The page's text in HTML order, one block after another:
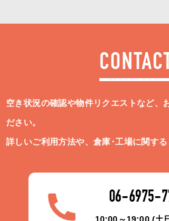
CONTACT
空き状況の確認や物件リクエストなど、
ださい。
詳しいご利用方法や、倉庫･工場に関する
06-6975-
10:00～19:00 (土